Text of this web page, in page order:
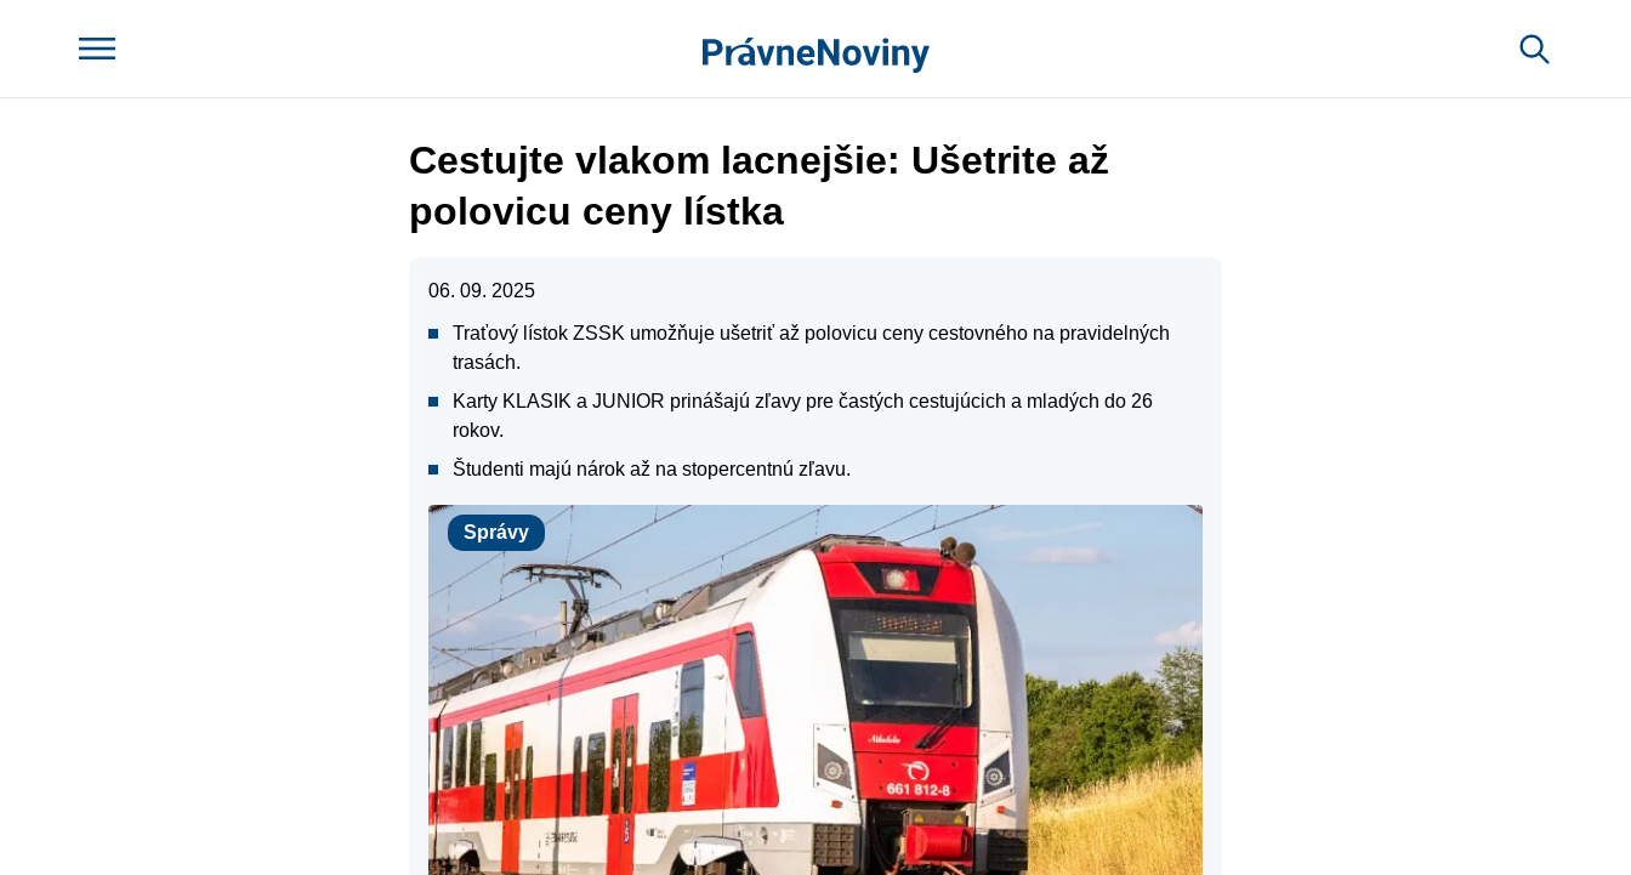
Cestujte vlakom lacnejšie: Ušetrite až
polovicu ceny lístka
06. 09. 2025
Traťový lístok ZSSK umožňuje ušetriť až polovicu ceny cestovného na pravidelných
trasách.
Karty KLASIK a JUNIOR prinášajú zľavy pre častých cestujúcich a mladých do 26
rokov.
Študenti majú nárok až na stopercentnú zľavu.
Správy
Správy